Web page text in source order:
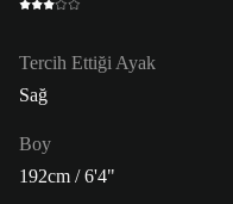
Tercih Ettiği Ayak
Sağ
Boy
192cm / 6'4"